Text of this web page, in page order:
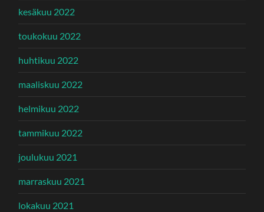
kesäkuu 2022
toukokuu 2022
huhtikuu 2022
maaliskuu 2022
helmikuu 2022
tammikuu 2022
joulukuu 2021
marraskuu 2021
lokakuu 2021